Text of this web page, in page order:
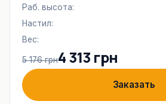
Раб. высота:
Настил:
Вес:
5 176 грн4 313 грн
Заказать